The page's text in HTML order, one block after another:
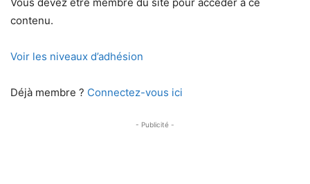
contenu.
Voir les niveaux d’adhésion
Déjà membre ? Connectez-vous ici
- Publicité -